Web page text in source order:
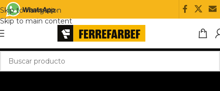
Skip to navigation
Skip to main content